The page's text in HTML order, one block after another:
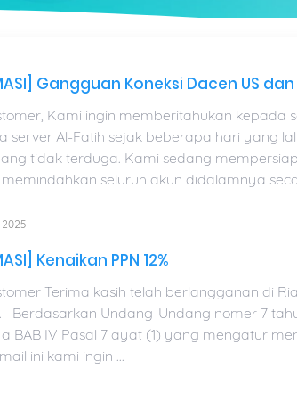
Gangguan Koneksi Dacen US
Kami ingin memberitahukan kepada
server Al-Fatih sejak beberapa hari yang
tidak terduga. Kami sedang
seluruh akun didalamnya
Kenaikan PPN 12%
Terima kasih telah berlangganan di
Berdasarkan Undang-Undang nomer 7
BAB IV Pasal 7 ayat (1) yang mengatur
ini kami ingin ...